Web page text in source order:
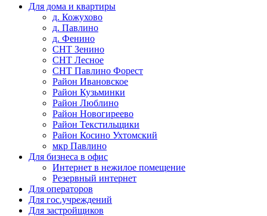
Для дома и квартиры
д. Кожухово
д. Павлино
д. Фенино
СНТ Зенино
СНТ Лесное
СНТ Павлино Форест
Район Ивановское
Район Кузьминки
Район Люблино
Район Новогиреево
Район Текстильщики
Район Косино Ухтомский
мкр Павлино
Для бизнеса в офис
Интернет в нежилое помещение
Резервный интернет
Для операторов
Для гос.учреждений
Для застройщиков